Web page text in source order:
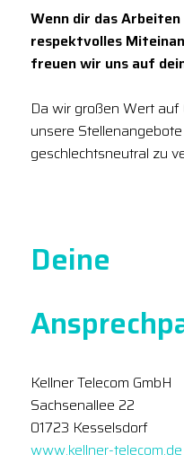
Wenn dir das
respektvolles
freuen wir uns auf
Da wir großen Wert auf
unsere
geschlechtsneutral zu
Deine
Kellner Telecom GmbH
Sachsenallee 22
01723 Kesselsdorf
www.kellner-telecom.de